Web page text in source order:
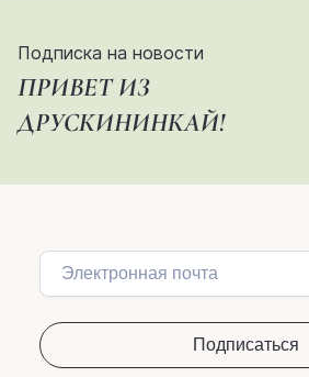
Подписка на новости
ПРИВЕТ ИЗ
ДРУСКИНИНКАЙ!